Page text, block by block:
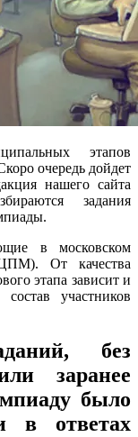
этапов
очередь дойдет
нашего сайта
задания
в московском
От качества
этапа зависит и
участников
без
заранее
было
в ответах